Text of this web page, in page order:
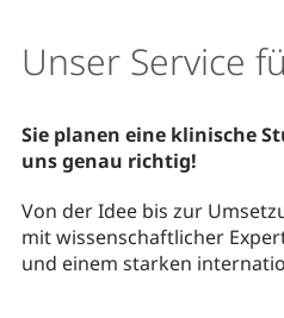
Unser Service
Sie planen eine klinische
uns genau richtig!
Von der Idee bis zur
mit wissenschaftlicher
und einem starken